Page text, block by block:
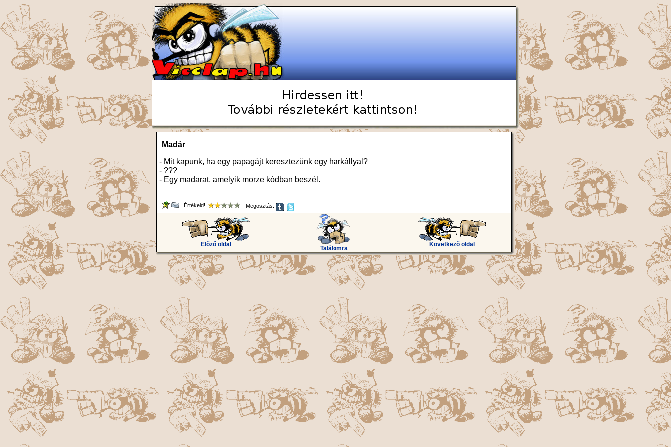
Madár
- Mit kapunk, ha egy papagájt keresztezünk egy harkállyal?
- ???
- Egy madarat, amelyik morze kódban beszél.
Értékeld! Megosztás:
Előző oldal
Találomra
Következő oldal